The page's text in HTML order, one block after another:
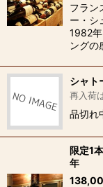
フラ
ー・シ
1982
ング
シャト
再入荷
品切れ
限定1
年